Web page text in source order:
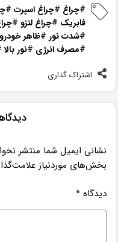
#چراغ #چراغ اسپرت #
فابریک #چراغ لنزو #
#شدت نور #ظاهر خودرو
#مصرف انرژی #نور بالا
اشتراک گذاری
نشانی ایمیل شما منتشر
بخش‌های موردنیاز
دیدگاه*